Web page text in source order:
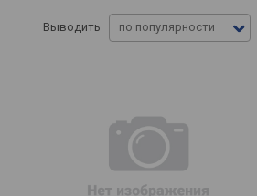
Выводить по популярности